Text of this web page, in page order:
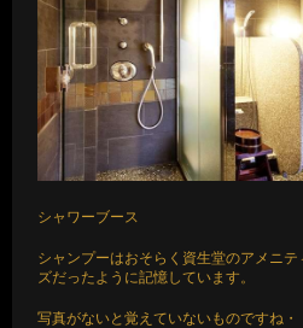
シャワーブース
シャンプーはおそらく資生堂のアメニ
ズだったように記憶しています。
写真がないと覚えていないものですね・